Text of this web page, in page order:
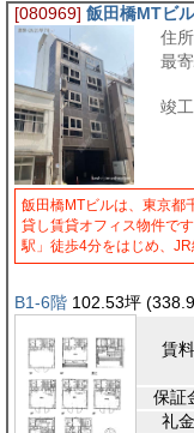
[080969] 飯田橋MTビル
住所
最
竣工
飯田橋MTビルは、東京都
貸し賃貸オフィス物件で
駅」徒歩4分をはじめ、
B1-6階 102.53坪
賃料
保証
礼金